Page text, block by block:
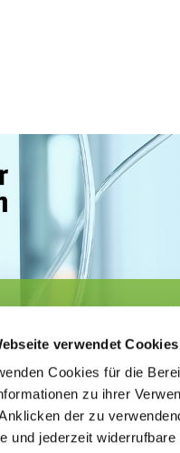
verwendet Cookies
Cookies für die
zu ihrer
der zu
und jederzeit
4302 2009